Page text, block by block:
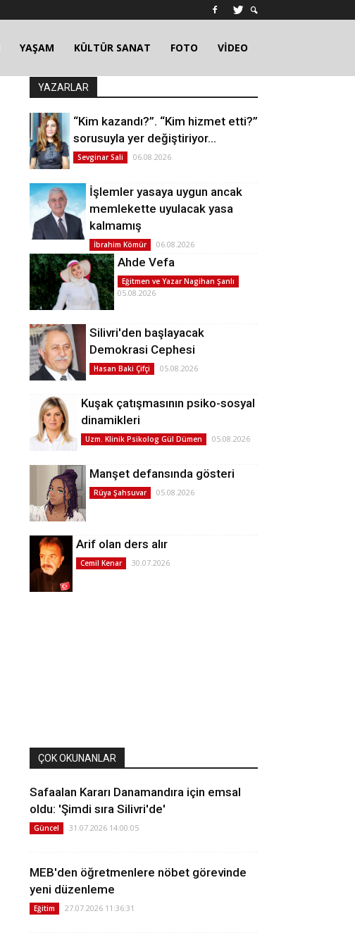
YAŞAM KÜLTÜR SANAT FOTO VİDEO
YAZARLAR
“Kim kazandı?”. “Kim hizmet etti?”
sorusuyla yer değiştiriyor…
Sevginar Sali 06.08.2026
İşlemler yasaya uygun ancak
memlekette uyulacak yasa
kalmamış
İbrahim Kömür 06.08.2026
Ahde Vefa
Eğitmen ve Yazar Nagihan Şanlı
05.08.2026
Silivri'den başlayacak
Demokrasi Cephesi
Hasan Baki Çifçi 05.08.2026
Kuşak çatışmasının psiko-sosyal
dinamikleri
Uzm. Klinik Psikolog Gül Dümen 05.08.2026
Manşet defansında gösteri
Rüya Şahsuvar 05.08.2026
Arif olan ders alır
Cemil Kenar 30.07.2026
ÇOK OKUNANLAR
Safaalan Kararı Danamandıra için emsal
oldu: 'Şimdi sıra Silivri'de'
Güncel 31.07.2026 14:00:05
MEB'den öğretmenlere nöbet görevinde
yeni düzenleme
Eğitim 27.07.2026 11:36:31